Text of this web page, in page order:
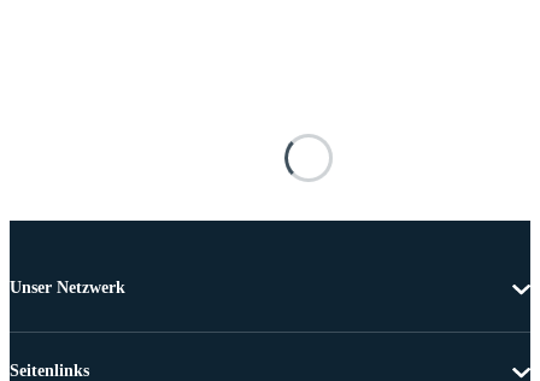
Unser Netzwerk
Seitenlinks